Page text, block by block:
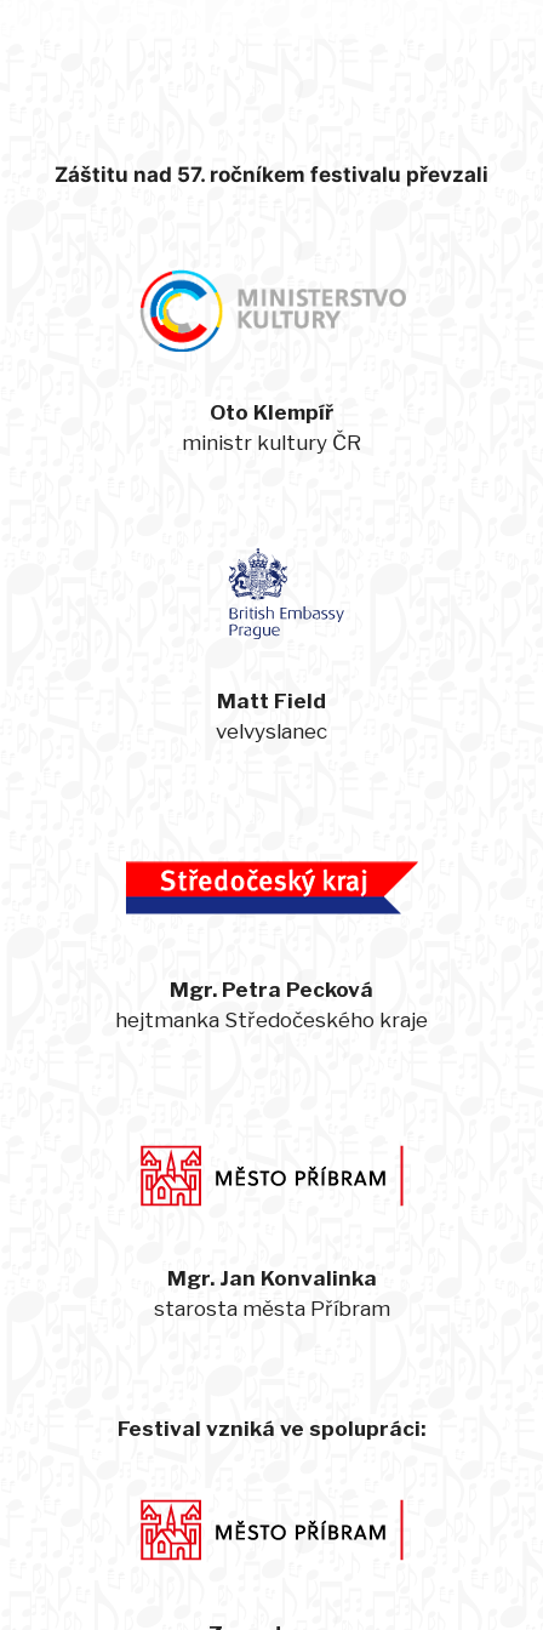
Záštitu nad 57. ročníkem festivalu převzali
Oto Klempíř
ministr kultury ČR
Matt Field
velvyslanec
Mgr. Petra Pecková
hejtmanka Středočeského kraje
Mgr. Jan Konvalinka
starosta města Příbram
Festival vzniká ve spolupráci: